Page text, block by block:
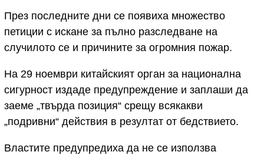
През последните дни се появиха множество
петиции с искане за пълно разследване на
случилото се и причините за огромния пожар.
На 29 ноември китайският орган за национална
сигурност издаде предупреждение и заплаши да
заеме „твърда позиция“ срещу всякакви
„подривни“ действия в резултат от бедствието.
Властите предупредиха да не се използва